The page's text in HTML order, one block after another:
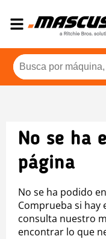
No se ha
página
No se ha podido
Comprueba si hay
consulta nuestro
encontrar lo que